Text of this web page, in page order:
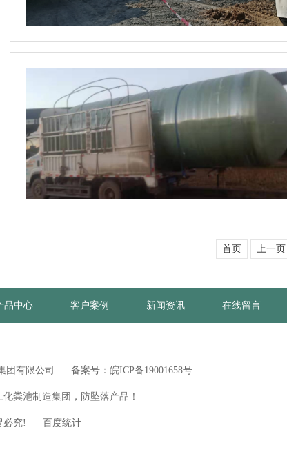
首页 上一页
品中心 客户案例 新闻资讯 在线留言
团有限公司 备案号： 皖ICP备19001658号
粪池制造集团，防坠落产品！
必究! 百度统计